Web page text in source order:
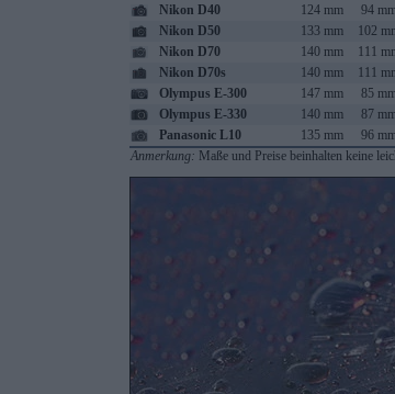
Nikon D40
124 mm 94
Nikon D50
133 mm 102
Nikon D70
140 mm 111
Nikon D70s
140 mm 111
Olympus E-300
147 mm 85
Olympus E-330
140 mm 87
Panasonic L10
135 mm 96
Anmerkung: Maße und Preise beinhalten keine